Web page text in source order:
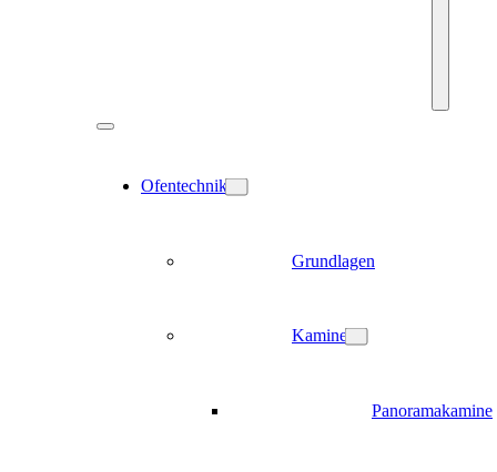
Ofentechnik
Grundlagen
Kamine
Panoramakamine